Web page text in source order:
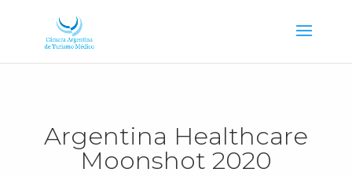
Argentina Healthcare
Moonshot 2020